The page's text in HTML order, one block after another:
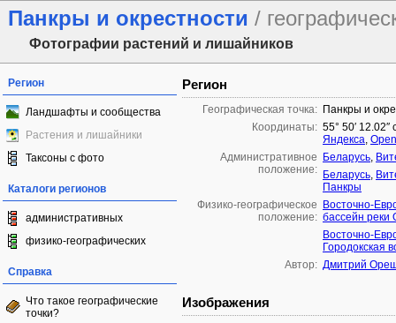
Панкры и окрестности /
Фотографии растений и лишайников
Регион
Ландшафты и сообщества
Растения и лишайники
Таксоны с фото
Каталоги регионов
административных
физико-географических
Справка
Что такое географические
точки?
Регион
Географическая точка: Панкры и
Координаты: 55° 50′
Яндекса,
Административное
положение:
Беларусь,
Беларусь,
Панкры
Физико-географическое
положение:
Восточно-
бассейн реки
Восточно-
Городокская
Автор: Дмитрий
Изображения